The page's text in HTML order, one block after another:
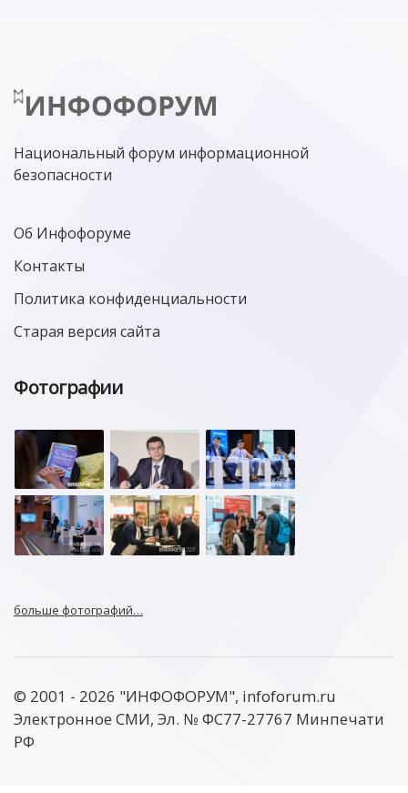
Национальный форум информационной
безопасности
Об Инфофоруме
Контакты
Политика конфиденциальности
Старая версия сайта
Фотографии
больше фотографий…
© 2001 - 2026 "ИНФОФОРУМ", infoforum.ru
Электронное СМИ, Эл. № ФС77-27767 Минпечати
РФ